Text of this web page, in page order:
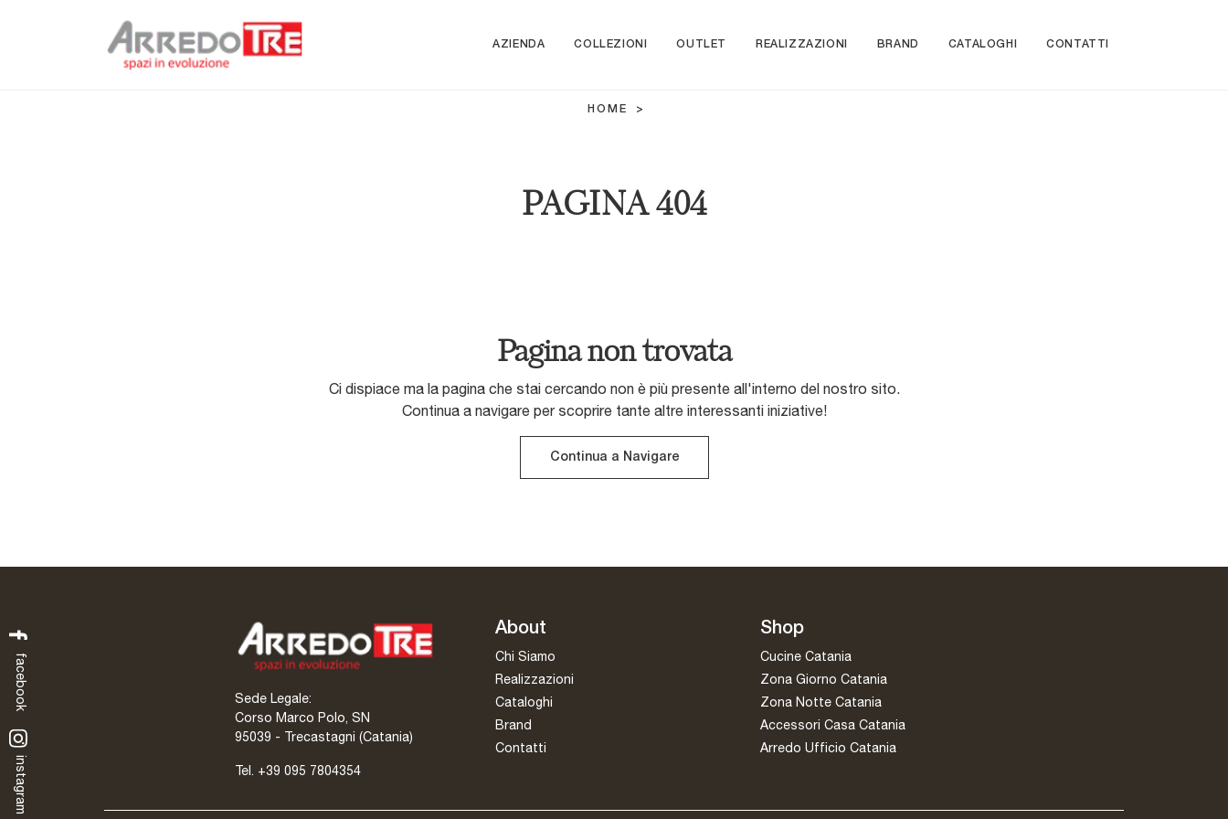
AZIENDA COLLEZIONI OUTLET REALIZZAZIONI BRAND CATALOGHI CONTATTI
HOME >
PAGINA 404
Pagina non trovata
Ci dispiace ma la pagina che stai cercando non è più presente all'interno del nostro sito.
Continua a navigare per scoprire tante altre interessanti iniziative!
Continua a Navigare
Sede Legale:
Corso Marco Polo, SN
95039 - Trecastagni (Catania)
Tel. +39 095 7804354
About
Chi Siamo
Realizzazioni
Cataloghi
Brand
Contatti
Shop
Cucine Catania
Zona Giorno Catania
Zona Notte Catania
Accessori Casa Catania
Arredo Ufficio Catania
facebook
instagram